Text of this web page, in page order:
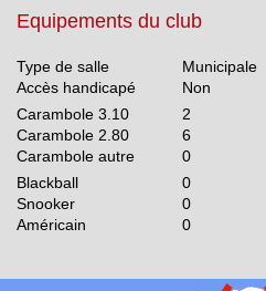
Equipements du club
Type de salle
Municipale
Accès handicapé
Non
Carambole 3.10
2
Carambole 2.80
6
Carambole autre
0
Blackball
0
Snooker
0
Américain
0